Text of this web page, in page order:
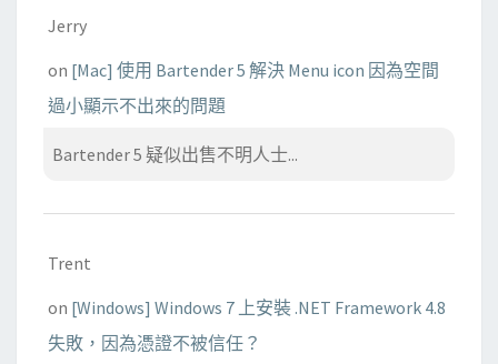
Jerry
on [Mac] 使用 Bartender 5 解決 Menu icon 因為空間
過小顯示不出來的問題
Bartender 5 疑似出售不明人士...
Trent
on [Windows] Windows 7 上安裝 .NET Framework 4.8
失敗，因為憑證不被信任？